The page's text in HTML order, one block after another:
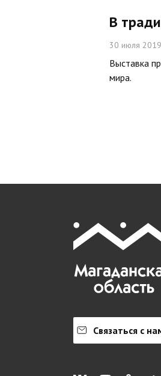
В
30 июля
Выставка
мира.
Связаться с